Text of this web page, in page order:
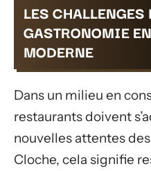
LES CHALLENGES
GASTRONOMIE
MODERNE
Dans un milieu en
restaurants doivent
nouvelles attentes
Cloche, cela signifie